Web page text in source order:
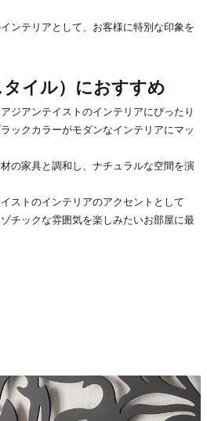
ンテリアとして、お客様に特別な印象を
イル）におすすめ
ジアンテイストのインテリアにぴったり
ックカラーがモダンなインテリアにマッ
の家具と調和し、ナチュラルな空間を演
ストのインテリアのアクセントとして
チックな雰囲気を楽しみたいお部屋に最